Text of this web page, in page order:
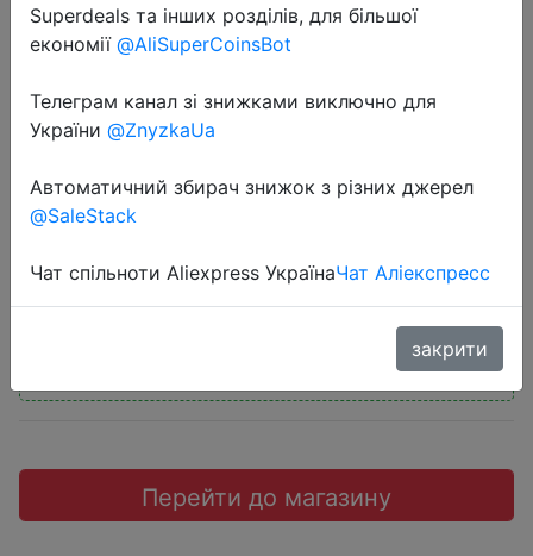
Самая низкая цена SSD 2,5 512ГБ
$37.49
Перейти до магазину
Superdeals та інших розділів, для більшої
економії @AliSuperCoinsBot
Телеграм канал зі знижками виключно для
України @ZnyzkaUa
Автоматичний збирач знижок з різних джерел
@SaleStack
Чат спільноти Aliexpress УкраїнаЧат Аліекспресс
закрити